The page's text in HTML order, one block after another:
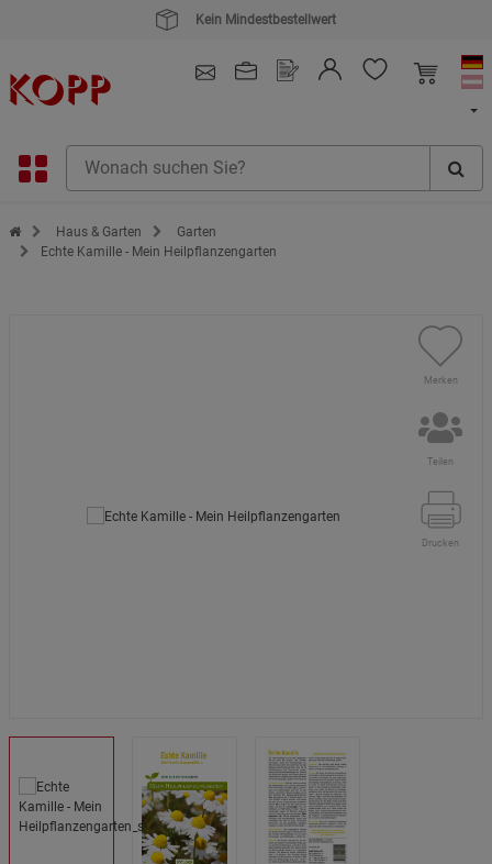
Zur Startseite des Kopp Verlag Online-Shop
Haus & Garten
Garten
Echte Kamille - Mein Heilpflanzengarten
Merken
Teilen
Drucken